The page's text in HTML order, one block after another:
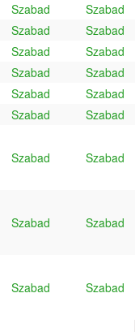
Szabad
Szabad
Szabad
Szabad
Szabad
Szabad
Szabad
Szabad
Szabad
Szabad
Szabad
Szabad
Szabad Szabad
Szabad Szabad
Szabad Szabad